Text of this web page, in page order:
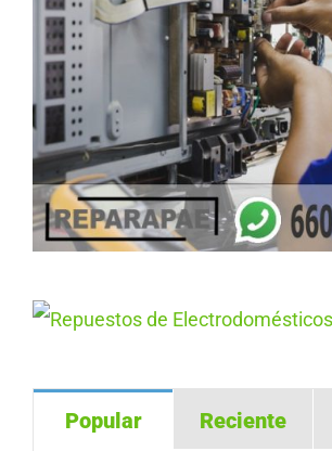
Popular Reciente